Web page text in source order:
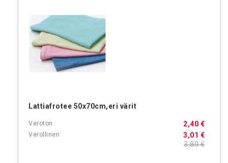
Lattiafrotee 50x70cm,eri värit
3,01 €
2,40 €
3,89 €